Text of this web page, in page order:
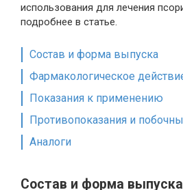
использования для лечения
подробнее в статье.
Состав и форма выпуска
Фармакологическое
Показания к применению
Противопоказания и
Аналоги
Состав и форма выпуска